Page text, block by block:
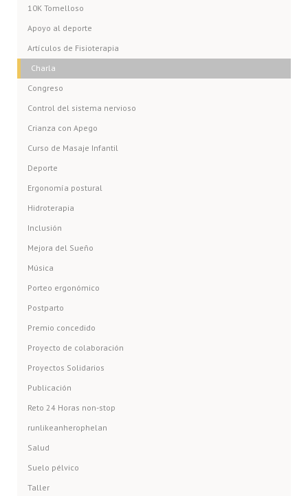
10K Tomelloso
Apoyo al deporte
Artículos de Fisioterapia
Charla
Congreso
Control del sistema nervioso
Crianza con Apego
Curso de Masaje Infantil
Deporte
Ergonomía postural
Hidroterapia
Inclusión
Mejora del Sueño
Música
Porteo ergonómico
Postparto
Premio concedido
Proyecto de colaboración
Proyectos Solidarios
Publicación
Reto 24 Horas non-stop
runlikeanherophelan
Salud
Suelo pélvico
Taller